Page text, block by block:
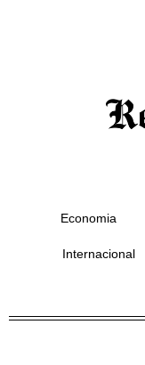
Economia
Internacional